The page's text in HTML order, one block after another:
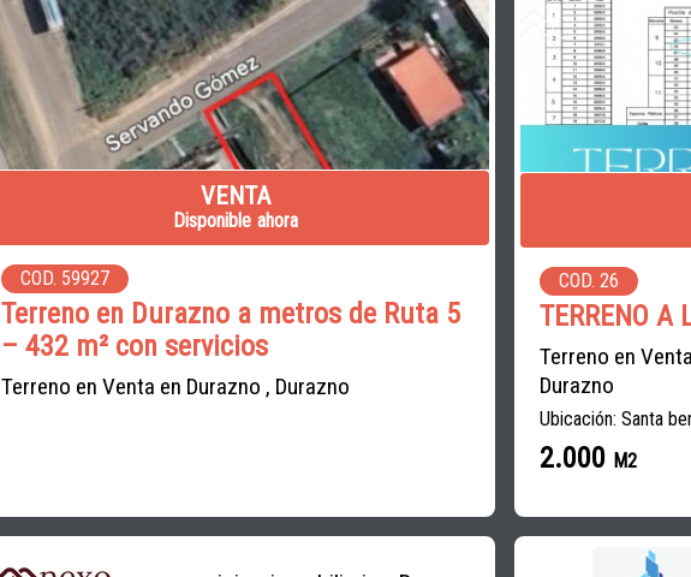
VENTA
Disponible ahora
COD. 59927
Terreno en Durazno a metros de Ruta 5
– 432 m² con servicios
Terreno en Venta en Durazno , Durazno
COD. 26
TERRENO A
Terreno en
Durazno
Ubicación: Santa
2.000 M2